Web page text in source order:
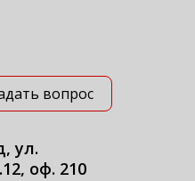
вопрос
ул.
оф. 210